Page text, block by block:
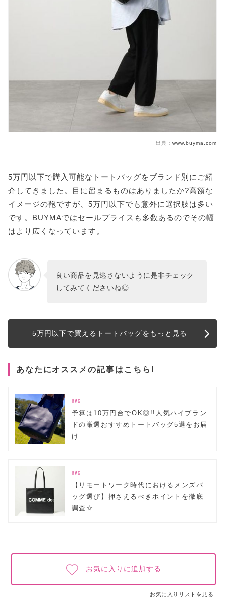
出典： www.buyma.com
5万円以下で購入可能なトートバッグをブランド別にご紹
介してきました。目に留まるものはありましたか?高額な
イメージの鞄ですが、5万円以下でも意外に選択肢は多い
です。BUYMAではセールプライスも多数あるのでその幅
はより広くなっています。
良い商品を見逃さないように是非チェック
してみてくださいね◎
5万円以下で買えるトートバッグをもっと見る
あなたにオススメの記事はこちら!
BAG
予算は10万円台でOK◎!!人気ハイブラン
ドの厳選おすすめトートバッグ5選をお届
け
BAG
【リモートワーク時代におけるメンズバ
ッグ選び】押さえるべきポイントを徹底
調査☆
お気に入りに追加する
お気に入りリストを見る